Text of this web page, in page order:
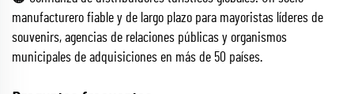
manufacturero fiable y de largo plazo para mayoristas líderes de
souvenirs, agencias de relaciones públicas y organismos
municipales de adquisiciones en más de 50 países.